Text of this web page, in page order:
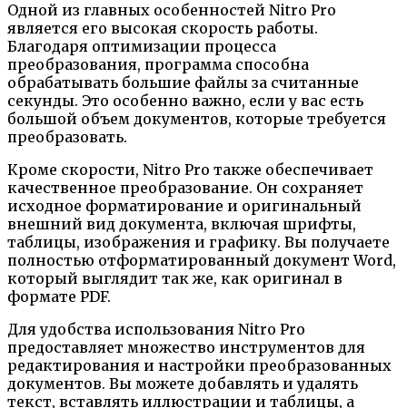
Одной из главных особенностей Nitro Pro
является его высокая скорость работы.
Благодаря оптимизации процесса
преобразования, программа способна
обрабатывать большие файлы за считанные
секунды. Это особенно важно, если у вас есть
большой объем документов, которые требуется
преобразовать.
Кроме скорости, Nitro Pro также обеспечивает
качественное преобразование. Он сохраняет
исходное форматирование и оригинальный
внешний вид документа, включая шрифты,
таблицы, изображения и графику. Вы получаете
полностью отформатированный документ Word,
который выглядит так же, как оригинал в
формате PDF.
Для удобства использования Nitro Pro
предоставляет множество инструментов для
редактирования и настройки преобразованных
документов. Вы можете добавлять и удалять
текст, вставлять иллюстрации и таблицы, а